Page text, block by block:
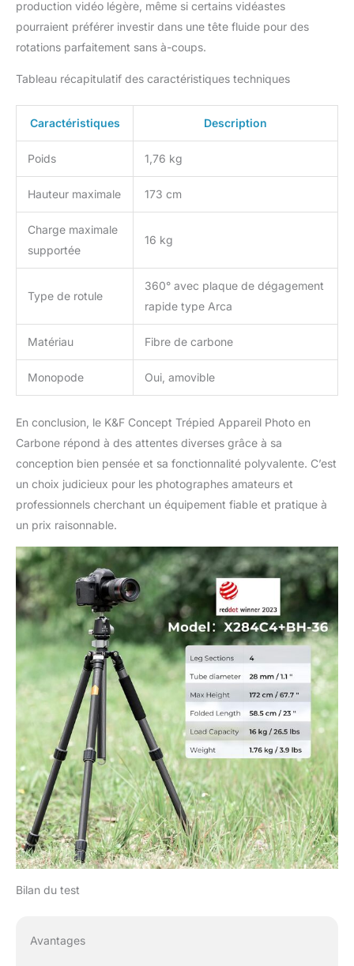
production vidéo légère, même si certains vidéastes
pourraient préférer investir dans une tête fluide pour des
rotations parfaitement sans à-coups.
Tableau récapitulatif des caractéristiques techniques
Caractéristiques Description
Poids 1,76 kg
Hauteur maximale 173 cm
Charge maximale
supportée
16 kg
Type de rotule
360° avec plaque de dégagement
rapide type Arca
Matériau Fibre de carbone
Monopode Oui, amovible
En conclusion, le K&F Concept Trépied Appareil Photo en
Carbone répond à des attentes diverses grâce à sa
conception bien pensée et sa fonctionnalité polyvalente. C’est
un choix judicieux pour les photographes amateurs et
professionnels cherchant un équipement fiable et pratique à
un prix raisonnable.
Bilan du test
Avantages